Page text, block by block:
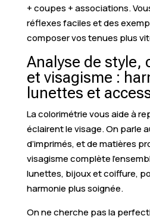
+ coupes + associations.
réflexes faciles et des
composer vos tenues plus
Analyse de style,
et visagisme :
lunettes et
La colorimétrie vous aide à
éclairent le visage. On parle
d’imprimés, et de matières
visagisme complète
lunettes, bijoux et coiffure,
harmonie plus soignée.
On ne cherche pas la